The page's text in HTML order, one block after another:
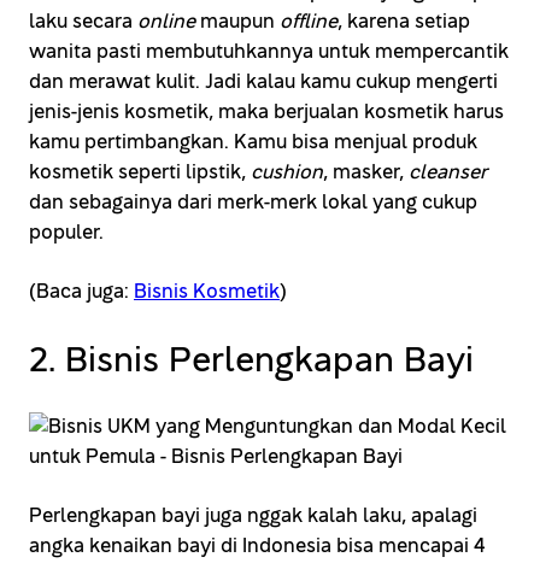
laku secara online maupun offline, karena setiap
wanita pasti membutuhkannya untuk mempercantik
dan merawat kulit. Jadi kalau kamu cukup mengerti
jenis-jenis kosmetik, maka berjualan kosmetik harus
kamu pertimbangkan. Kamu bisa menjual produk
kosmetik seperti lipstik, cushion, masker, cleanser
dan sebagainya dari merk-merk lokal yang cukup
populer.
(Baca juga: Bisnis Kosmetik)
2. Bisnis Perlengkapan Bayi
Perlengkapan bayi juga nggak kalah laku, apalagi
angka kenaikan bayi di Indonesia bisa mencapai 4